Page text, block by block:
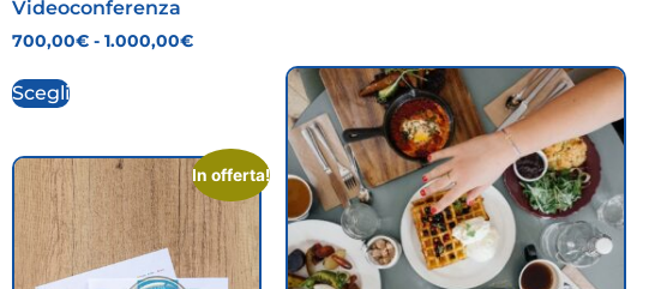
Videoconferenza
700,00€ - 1.000,00€
Scegli
In offerta!